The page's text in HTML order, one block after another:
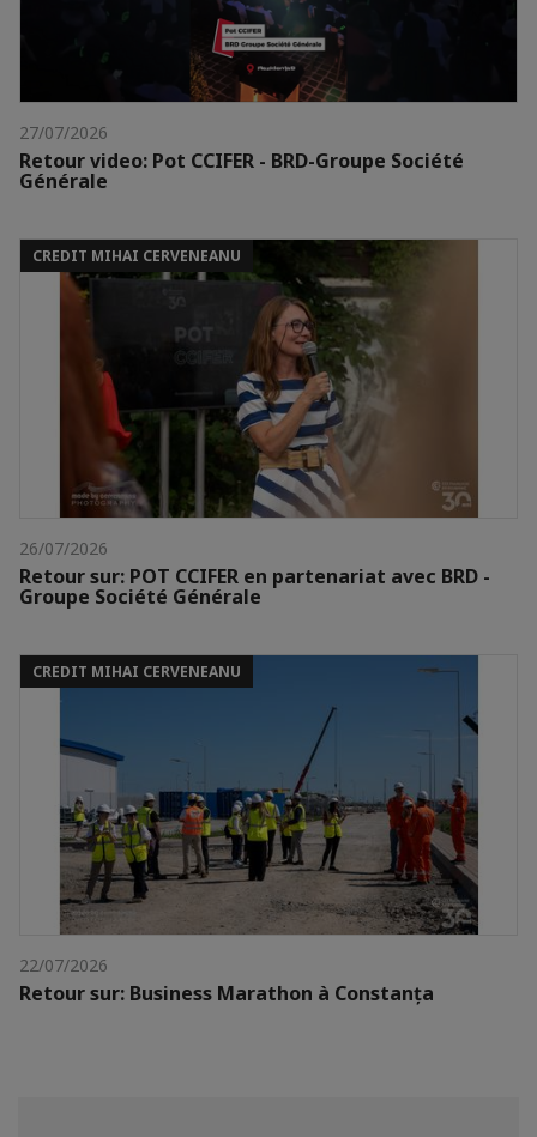
27/07/2026
Retour video: Pot CCIFER - BRD-Groupe Société
Générale
CREDIT MIHAI CERVENEANU
26/07/2026
Retour sur: POT CCIFER en partenariat avec BRD -
Groupe Société Générale
CREDIT MIHAI CERVENEANU
22/07/2026
Retour sur: Business Marathon à Constanța